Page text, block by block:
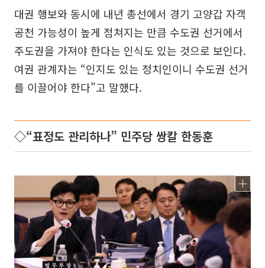
대권 행보와 동시에 내년 총선에서 경기 고양갑 자객
공천 가능성이 높게 점쳐지는 만큼 수도권 선거에서
주도권을 가져야 한다는 인식도 있는 것으로 보인다.
여권 관계자는 “인지도 있는 정치인이니 수도권 선거
를 이끌어야 한다”고 말했다.
◇“표정도 관리하나” 민주당 쌍칼 한동훈